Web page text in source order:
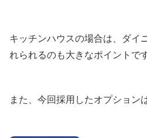
キッチンハウスの場合は、ダイ
れられるのも大きなポイントで
また、今回採用したオプション